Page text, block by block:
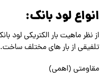
انواع لود بانک:
تلفیقی از بار های مختلف ساخت.
مقاومتی (اهمی)